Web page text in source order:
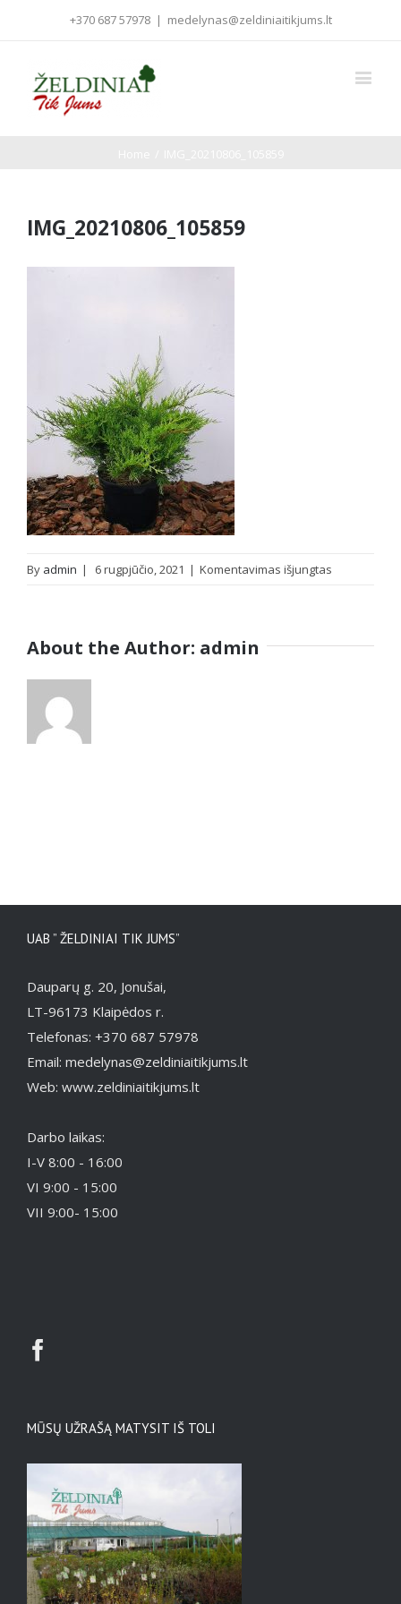
+370 687 57978 | medelynas@zeldiniaitikjums.lt
IMG_20210806_105859
By admin | 6 rugpjūčio, 2021 | Komentavimas išjungtas
About the Author: admin
UAB ” ŽELDINIAI TIK JUMS”
Dauparų g. 20, Jonušai,
LT-96173 Klaipėdos r.
Telefonas: +370 687 57978
Email: medelynas@zeldiniaitikjums.lt
Web: www.zeldiniaitikjums.lt
Darbo laikas:
I-V 8:00 - 16:00
VI 9:00 - 15:00
VII 9:00- 15:00
MŪSŲ UŽRAŠĄ MATYSIT IŠ TOLI